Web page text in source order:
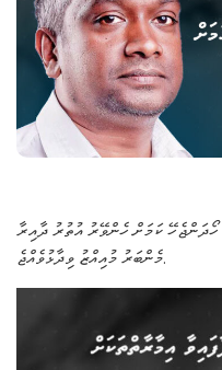
ކަމަށް ހެންވޭރު އުތުރު ދާއިރާ
މެންބަރު މުއިއްޒު ވިދާޅުވެއްޖެ.